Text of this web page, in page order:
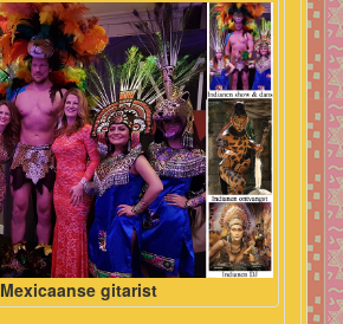
Mexicaanse gitarist